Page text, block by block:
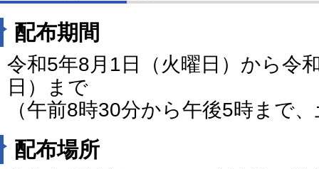
配布期間
令和5年8月1日（火曜日）から令
日）まで
（午前8時30分から午後5時まで
配布場所